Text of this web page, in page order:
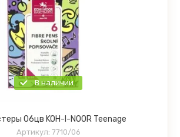
В наличии
06цв KOH-I-NOOR Teenage
Артикул: 7710/06